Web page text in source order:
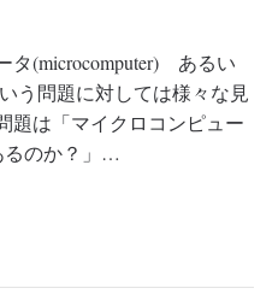
タ(microcomputer) あるい
う問題に対しては様々な見
題は「マイクロコンピュー
るのか？」…